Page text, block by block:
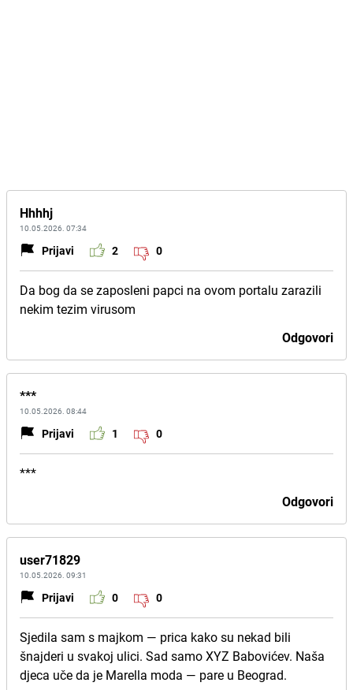
Hhhhj
10.05.2026. 07:34
Prijavi 2 0
Da bog da se zaposleni papci na ovom portalu zarazili
nekim tezim virusom
Odgovori
***
10.05.2026. 08:44
Prijavi 1 0
***
Odgovori
user71829
10.05.2026. 09:31
Prijavi 0 0
Sjedila sam s majkom — prica kako su nekad bili
šnajderi u svakoj ulici. Sad samo XYZ Babovićev. Naša
djeca uče da je Marella moda — pare u Beograd.